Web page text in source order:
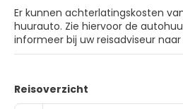
Er kunnen achterlatingskosten
huurauto. Zie hiervoor de
informeer bij uw reisadviseur
Reisoverzicht